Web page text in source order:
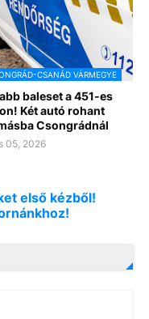
CSANÁD VÁRMEGYE
baleset a 451-es
Két autó rohant
Csongrádnál
05, 2026
első kézből!